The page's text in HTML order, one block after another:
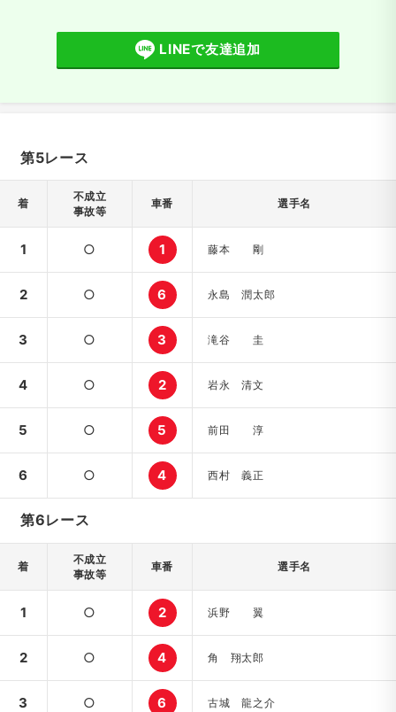
LINEで友達追加
第5レース
着
不成立
事故等
車番 選手名
1 ○ 1 藤本 剛
2 ○ 6 永島 潤太郎
3 ○ 3 滝谷 圭
4 ○ 2 岩永 清文
5 ○ 5 前田 淳
6 ○ 4 西村 義正
第6レース
着
不成立
事故等
車番 選手名
1 ○ 2 浜野 翼
2 ○ 4 角 翔太郎
3 ○ 6 古城 龍之介